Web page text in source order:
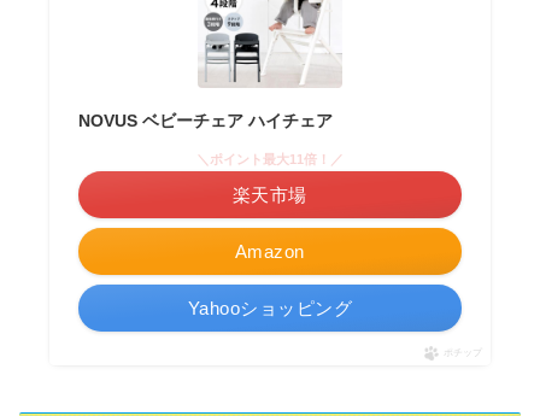
NOVUS ベビーチェア ハイチェア
Amazon
＼ポイント最大11倍！／
楽天市場
Yahooショッピング
ポチップ